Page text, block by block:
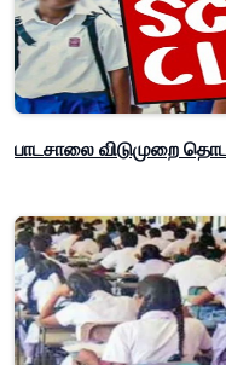
பாடசாலை விடுமுறை